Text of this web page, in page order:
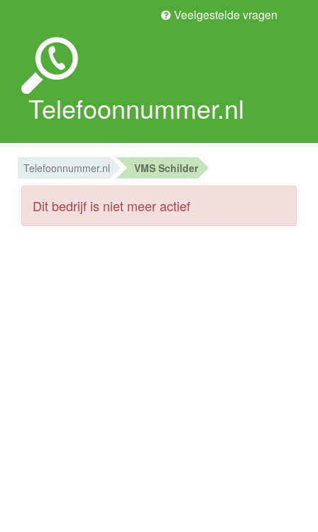
Veelgestelde vragen
Telefoonnummer.nl
Telefoonnummer.nl VMS Schilder
Dit bedrijf is niet meer actief